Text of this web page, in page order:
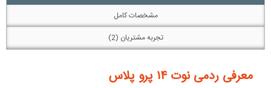
مشخصات کامل
تجربه مشتریان (2)
معرفی ردمی نوت ۱۴ پرو پلاس